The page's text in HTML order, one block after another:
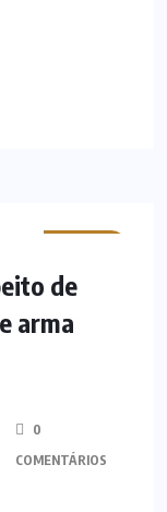
de
arma
0
COMENTÁRIOS